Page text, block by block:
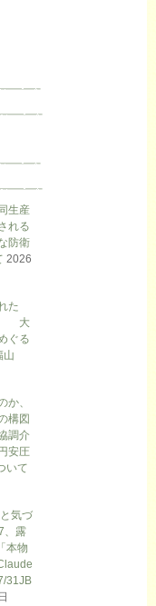
生産
れる
防衛
2026
た
略 大
ぐる
山
か、
構図
調介
安圧
いて
気づ
、露
本物
31JB